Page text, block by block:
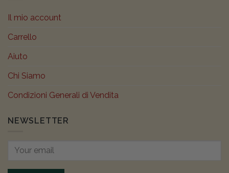
Il mio account
Carrello
Aiuto
Chi Siamo
Condizioni Generali di Vendita
NEWSLETTER